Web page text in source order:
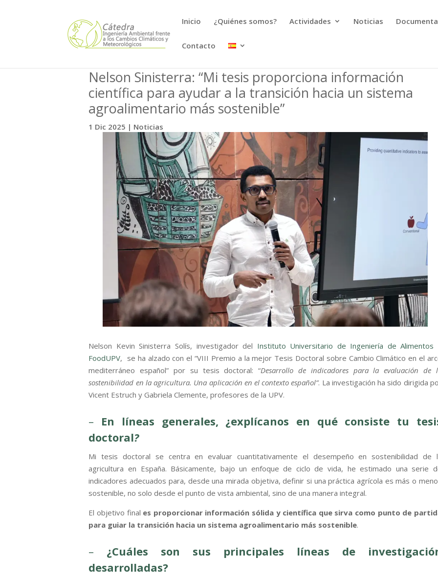
Inicio ¿Quiénes somos? Actividades Noticias
Contacto
Nelson Sinisterra: “Mi tesis proporciona información
científica para ayudar a la transición hacia un sistema
agroalimentario más sostenible”
1 Dic 2025 | Noticias
Nelson Kevin Sinisterra Solís, investigador del Instituto Universitario de Ingeniería de Alimentos
FoodUPV, se ha alzado con el “VIII Premio a la mejor Tesis Doctoral sobre Cambio Climático en el
mediterráneo español” por su tesis doctoral: “Desarrollo de indicadores para la evaluación de
sostenibilidad en la agricultura. Una aplicación en el contexto español”. La investigación ha sido dirigida
Vicent Estruch y Gabriela Clemente, profesores de la UPV.
– En líneas generales, ¿explícanos en qué consiste tu
doctoral?
Mi tesis doctoral se centra en evaluar cuantitativamente el desempeño en sostenibilidad de
agricultura en España. Básicamente, bajo un enfoque de ciclo de vida, he estimado una serie
indicadores adecuados para, desde una mirada objetiva, definir si una práctica agrícola es más o
sostenible, no solo desde el punto de vista ambiental, sino de una manera integral.
El objetivo final es proporcionar información sólida y científica que sirva como punto de
para guiar la transición hacia un sistema agroalimentario más sostenible.
– ¿Cuáles son sus principales líneas de
desarrolladas?